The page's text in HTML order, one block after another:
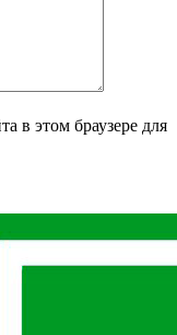
в этом браузере для